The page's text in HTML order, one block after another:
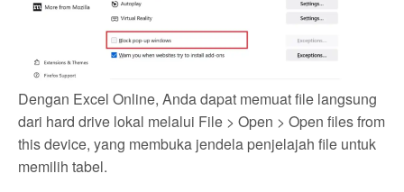
Dengan Excel Online, Anda dapat memuat file langsung
dari hard drive lokal melalui File > Open > Open files from
this device, yang membuka jendela penjelajah file untuk
memilih tabel.